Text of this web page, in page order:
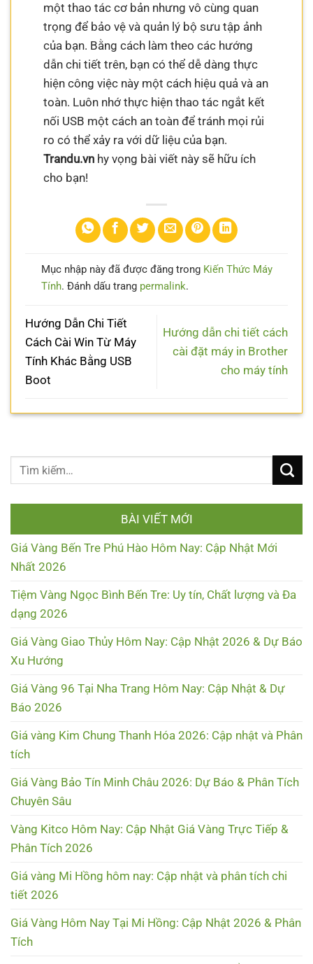
một thao tác cơ bản nhưng vô cùng quan
trọng để bảo vệ và quản lý bộ sưu tập ảnh
của bạn. Bằng cách làm theo các hướng
dẫn chi tiết trên, bạn có thể dễ dàng thực
hiện công việc này một cách hiệu quả và an
toàn. Luôn nhớ thực hiện thao tác ngắt kết
nối USB một cách an toàn để tránh mọi rủi
ro có thể xảy ra với dữ liệu của bạn.
Trandu.vn hy vọng bài viết này sẽ hữu ích
cho bạn!
Mục nhập này đã được đăng trong Kiến Thức Máy
Tính. Đánh dấu trang permalink.
Hướng Dẫn Chi Tiết
Cách Cài Win Từ Máy
Tính Khác Bằng USB
Boot
Hướng dẫn chi tiết cách
cài đặt máy in Brother
cho máy tính
BÀI VIẾT MỚI
Giá Vàng Bến Tre Phú Hào Hôm Nay: Cập Nhật Mới
Nhất 2026
Tiệm Vàng Ngọc Bình Bến Tre: Uy tín, Chất lượng và Đa
dạng 2026
Giá Vàng Giao Thủy Hôm Nay: Cập Nhật 2026 & Dự Báo
Xu Hướng
Giá Vàng 96 Tại Nha Trang Hôm Nay: Cập Nhật & Dự
Báo 2026
Giá vàng Kim Chung Thanh Hóa 2026: Cập nhật và Phân
tích
Giá Vàng Bảo Tín Minh Châu 2026: Dự Báo & Phân Tích
Chuyên Sâu
Vàng Kitco Hôm Nay: Cập Nhật Giá Vàng Trực Tiếp &
Phân Tích 2026
Giá vàng Mi Hồng hôm nay: Cập nhật và phân tích chi
tiết 2026
Giá Vàng Hôm Nay Tại Mi Hồng: Cập Nhật 2026 & Phân
Tích